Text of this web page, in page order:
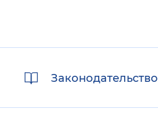
ссылкиЗаконодательство